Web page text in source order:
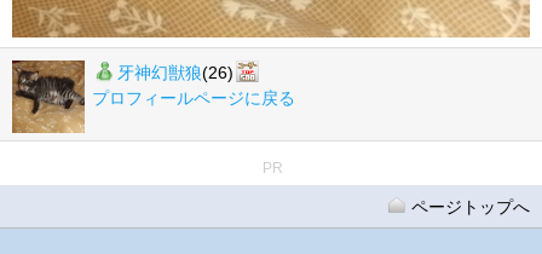
牙神幻獣狼(26)
プロフィールページに戻る
PR
ページトップへ